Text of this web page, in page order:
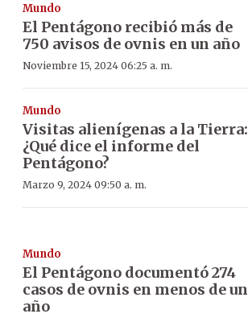
Mundo
El Pentágono recibió más de
750 avisos de ovnis en un año
Noviembre 15, 2024 06:25 a. m.
Mundo
Visitas alienígenas a la Tierra:
¿Qué dice el informe del
Pentágono?
Marzo 9, 2024 09:50 a. m.
Mundo
El Pentágono documentó 274
casos de ovnis en menos de un
año